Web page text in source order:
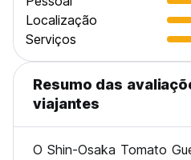
Localização
Serviços
Resumo das
viajantes
O Shin-Osaka Tomato